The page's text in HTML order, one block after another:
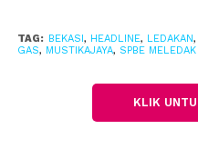
“Informasi sementara
petugas, tapi kami masih
Dalam proses
TAG: BEKASI, HEADLINE, LEDAKAN,
GAS, MUSTIKAJAYA, SPBE MELEDAK
KLIK